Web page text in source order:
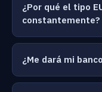
¿Por qué el tipo
constantemente?
¿Me dará mi